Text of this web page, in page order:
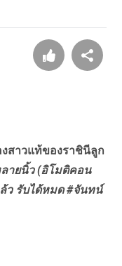
สาวแท้ของราชินีลูก
ายนิ้ว (อิโมติคอน
ว รับได้หมด#จันทน์